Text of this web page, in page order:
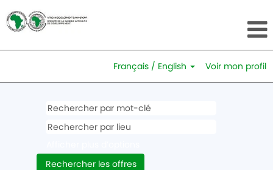
Français / English Voir mon profil